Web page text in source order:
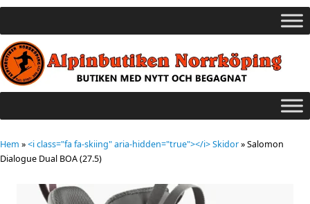
Hem »<i class="fa fa-skiing" aria-hidden="true"></i> Skidor»Salomon
Dialogue Dual BOA (27.5)